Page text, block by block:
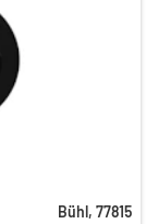
Bühl, 77815